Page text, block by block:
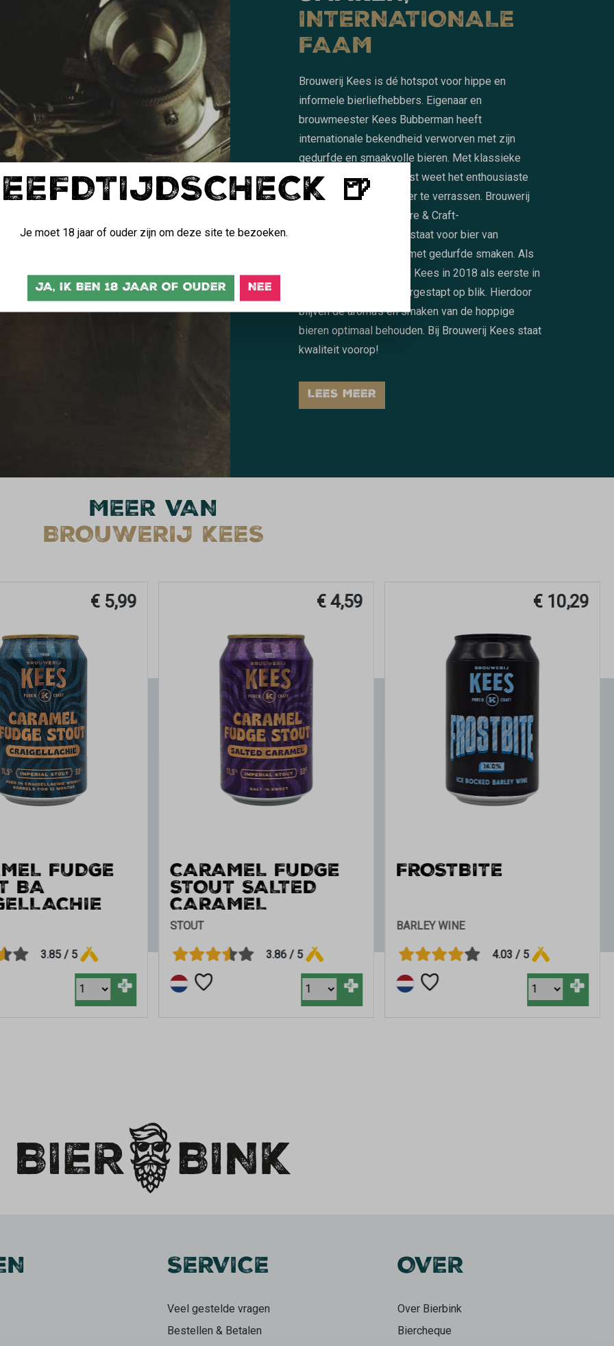
INTERNATIONALE
FAAM
Brouwerij Kees is dé hotspot voor hippe en
informele bierliefhebbers. Eigenaar en
brouwmeester Kees Bubberman heeft
internationale bekendheid verworven met zijn
gedurfde en smaakvolle bieren. Met klassieke
stijlen en een eigen twist weet het enthousiaste
brouwteam telkens weer te verrassen. Brouwerij
Kees is trots op het Pure & Craft-
kwaliteitsstempel, wat staat voor bier van
constante topkwaliteit met gedurfde smaken. Als
trendsetter is Brouwerij Kees in 2018 als eerste in
Nederland volledig overgestapt op blik. Hierdoor
blijven de aroma's en smaken van de hoppige
bieren optimaal behouden. Bij Brouwerij Kees staat
kwaliteit voorop!
LEES MEER
MEER VAN
BROUWERIJ KEES
€ 4,59
FUDGE
SALTED
3.86 / 5
+
€ 10,29
FROSTBITE
BARLEY WINE
4.03 / 5
+
€ 4,89
READY TO
STOUT
3.7 / 5
+
SERVICE
Veel gestelde vragen
Bestellen & Betalen
OVER
Over Bierbink
Biercheque
🍺
Je moet 18 jaar of ouder zijn om deze site te bezoeken.
JA, IK BEN 18 JAAR OF OUDER NEE